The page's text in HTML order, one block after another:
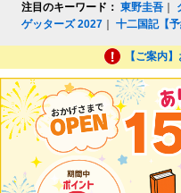
注目のキーワード： 東野圭吾
ゲッターズ 2027 ｜十二国記【予
【ご案内